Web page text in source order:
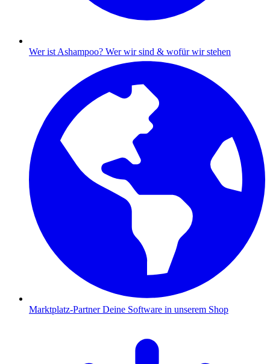
Wer ist Ashampoo? Wer wir sind & wofür wir stehen
Marktplatz-Partner Deine Software in unserem Shop